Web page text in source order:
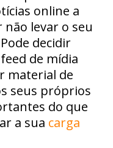
online a
não levar o seu
decidir
de mídia
material de
seus próprios
do que
a sua carga